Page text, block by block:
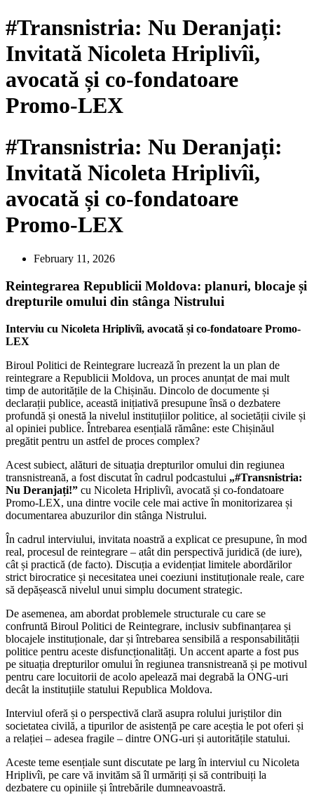
#Transnistria: Nu Deranjați:
Invitată Nicoleta Hriplivîi,
avocată și co-fondatoare
Promo-LEX
#Transnistria: Nu Deranjați:
Invitată Nicoleta Hriplivîi,
avocată și co-fondatoare
Promo-LEX
February 11, 2026
Reintegrarea Republicii Moldova: planuri, blocaje și
drepturile omului din stânga Nistrului
Interviu cu Nicoleta Hriplivîi, avocată și co-fondatoare Promo-
LEX
Biroul Politici de Reintegrare lucrează în prezent la un plan de
reintegrare a Republicii Moldova, un proces anunțat de mai mult
timp de autoritățile de la Chișinău. Dincolo de documente și
declarații publice, această inițiativă presupune însă o dezbatere
profundă și onestă la nivelul instituțiilor politice, al societății civile și
al opiniei publice. Întrebarea esențială rămâne: este Chișinăul
pregătit pentru un astfel de proces complex?
Acest subiect, alături de situația drepturilor omului din regiunea
transnistreană, a fost discutat în cadrul podcastului „#Transnistria:
Nu Deranjați!” cu Nicoleta Hriplivîi, avocată și co-fondatoare
Promo-LEX, una dintre vocile cele mai active în monitorizarea și
documentarea abuzurilor din stânga Nistrului.
În cadrul interviului, invitata noastră a explicat ce presupune, în mod
real, procesul de reintegrare – atât din perspectivă juridică (de iure),
cât și practică (de facto). Discuția a evidențiat limitele abordărilor
strict birocratice și necesitatea unei coeziuni instituționale reale, care
să depășească nivelul unui simplu document strategic.
De asemenea, am abordat problemele structurale cu care se
confruntă Biroul Politici de Reintegrare, inclusiv subfinanțarea și
blocajele instituționale, dar și întrebarea sensibilă a responsabilității
politice pentru aceste disfuncționalități. Un accent aparte a fost pus
pe situația drepturilor omului în regiunea transnistreană și pe motivul
pentru care locuitorii de acolo apelează mai degrabă la ONG-uri
decât la instituțiile statului Republica Moldova.
Interviul oferă și o perspectivă clară asupra rolului juriștilor din
societatea civilă, a tipurilor de asistență pe care aceștia le pot oferi și
a relației – adesea fragile – dintre ONG-uri și autoritățile statului.
Aceste teme esențiale sunt discutate pe larg în interviul cu Nicoleta
Hriplivîi, pe care vă invităm să îl urmăriți și să contribuiți la
dezbatere cu opiniile și întrebările dumneavoastră.